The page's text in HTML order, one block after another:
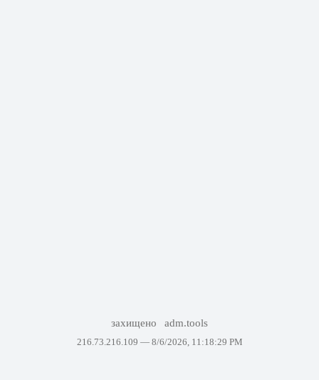
захищено adm.tools
216.73.216.109 — 8/6/2026, 11:18:29 PM